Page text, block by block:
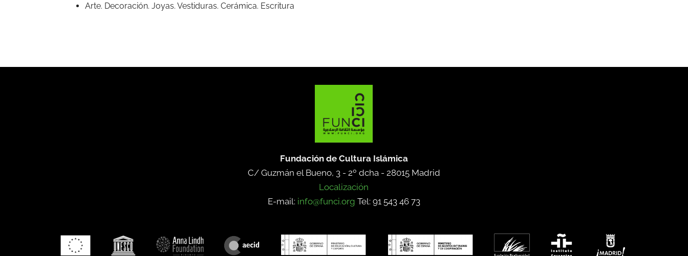
Arte. Decoración. Joyas. Vestiduras. Cerámica. Escritura
Fundación de Cultura Islámica
C/ Guzmán el Bueno, 3 - 2º dcha - 28015 Madrid
Localización
E-mail: info@funci.org Tel: 91 543 46 73